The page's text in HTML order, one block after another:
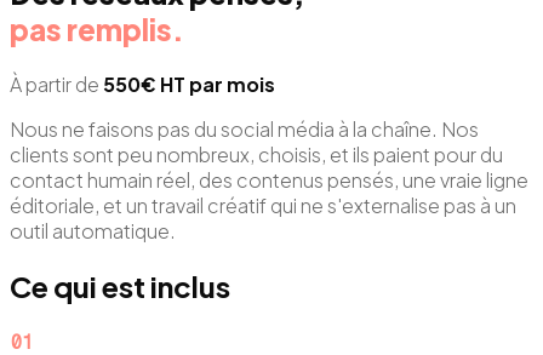
pas remplis.
À partir de 550€ HT par mois
Nous ne faisons pas du social média à la chaîne. Nos
clients sont peu nombreux, choisis, et ils paient pour du
contact humain réel, des contenus pensés, une vraie ligne
éditoriale, et un travail créatif qui ne s'externalise pas à un
outil automatique.
Ce qui est inclus
01